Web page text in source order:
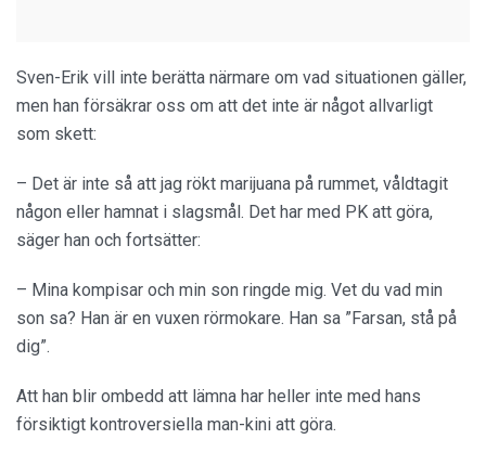
Sven-Erik vill inte berätta närmare om vad situationen gäller,
men han försäkrar oss om att det inte är något allvarligt
som skett:
– Det är inte så att jag rökt marijuana på rummet, våldtagit
någon eller hamnat i slagsmål. Det har med PK att göra,
säger han och fortsätter:
– Mina kompisar och min son ringde mig. Vet du vad min
son sa? Han är en vuxen rörmokare. Han sa ”Farsan, stå på
dig”.
Att han blir ombedd att lämna har heller inte med hans
försiktigt kontroversiella man-kini att göra.